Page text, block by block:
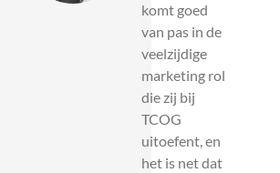
komt goed
van pas in de
veelzijdige
marketing rol
die zij bij
TCOG
uitoefent, en
het is net dat